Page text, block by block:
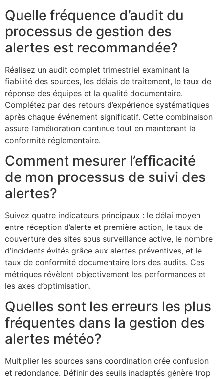
Quelle fréquence d’audit du
processus de gestion des
alertes est recommandée?
Réalisez un audit complet trimestriel examinant la
fiabilité des sources, les délais de traitement, le taux de
réponse des équipes et la qualité documentaire.
Complétez par des retours d’expérience systématiques
après chaque événement significatif. Cette combinaison
assure l’amélioration continue tout en maintenant la
conformité réglementaire.
Comment mesurer l’efficacité
de mon processus de suivi des
alertes?
Suivez quatre indicateurs principaux : le délai moyen
entre réception d’alerte et première action, le taux de
couverture des sites sous surveillance active, le nombre
d’incidents évités grâce aux alertes préventives, et le
taux de conformité documentaire lors des audits. Ces
métriques révèlent objectivement les performances et
les axes d’optimisation.
Quelles sont les erreurs les plus
fréquentes dans la gestion des
alertes météo?
Multiplier les sources sans coordination crée confusion
et redondance. Définir des seuils inadaptés génère trop